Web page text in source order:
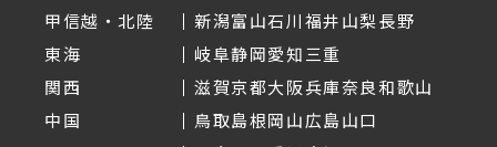
甲信越・北陸
新潟富山石川福井山梨長野
東海
岐阜静岡愛知三重
関西
滋賀京都大阪兵庫奈良和歌山
中国
鳥取島根岡山広島山口